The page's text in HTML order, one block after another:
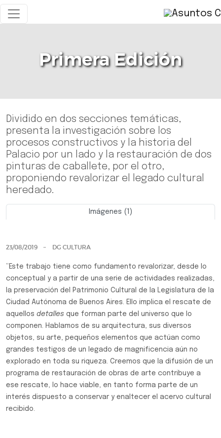
Primera Edición
Dividido en dos secciones temáticas,
presenta la investigación sobre los
procesos constructivos y la historia del
Palacio por un lado y la restauración de dos
pinturas de caballete, por el otro,
proponiendo revalorizar el legado cultural
heredado.
Imágenes (1)
23/08/2019 DG CULTURA
“Este trabajo tiene como fundamento revalorizar, desde lo
conceptual y a partir de una serie de actividades realizadas,
la preservación del Patrimonio Cultural de la Legislatura de la
Ciudad Autónoma de Buenos Aires. Ello implica el rescate de
aquellos detalles que forman parte del universo que lo
componen. Hablamos de su arquitectura, sus diversos
objetos, su arte, pequeños elementos que actúan como
grandes testigos de un legado de magnificencia aún no
explorado en toda su riqueza. Creemos que la difusión de un
programa de restauración de obras de arte contribuye a
ese rescate, lo hace viable, en tanto forma parte de un
interés dispuesto a conservar y enaltecer el acervo cultural
recibido.